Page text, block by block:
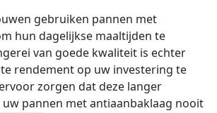
gebruiken pannen met
hun dagelijkse maaltijden te
van goede kwaliteit is echter
rendement op uw investering te
zorgen dat deze langer
uw pannen met antiaanbaklaag nooit